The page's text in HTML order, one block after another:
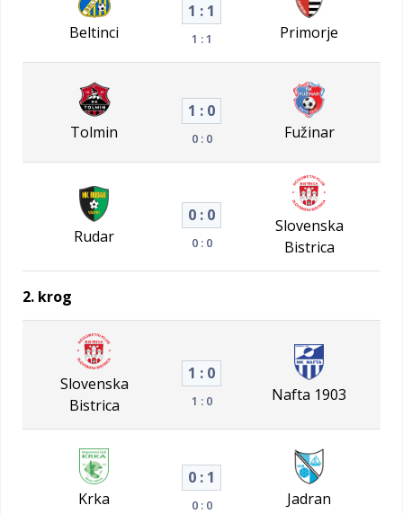
Beltinci
1 : 1
1 : 1 Primorje
Tolmin
1 : 0
0 : 0 Fužinar
Rudar
0 : 0
0 : 0
Slovenska
Bistrica
2. krog
Slovenska
Bistrica
1 : 0
1 : 0 Nafta 1903
Krka
0 : 1
0 : 0 Jadran